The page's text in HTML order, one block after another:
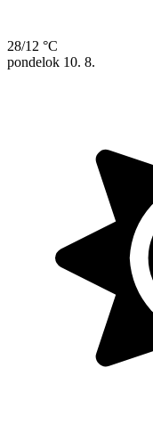
28/12 °C
pondelok 10. 8.